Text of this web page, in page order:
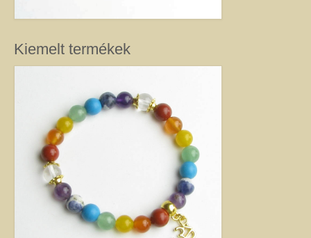
világában, mivel ezek is az egyéniség szépségét emelik ki. Nagy gonddal
válogattam ki azokat az ékszereket, amelyek megfelelnek ennek a magas
ajánlom, akik nem ragaszkodnak az ásványokhoz, féldrágakövekhez, illetve
kristályokhoz, de rajonganak az egyéni ötletekért, és valami különlegesre
vágynak. Kiváló ajándék lehet belőlük születésnapra, névnapra, karácsonyra.
Garantáltan örömöt szerezhet velük szeretteinek.
Egyedi ékszer
Igény szerinti átalakítás – INGYENES
Rendelésre készült egyedi ékszer
Kiemelt termékek